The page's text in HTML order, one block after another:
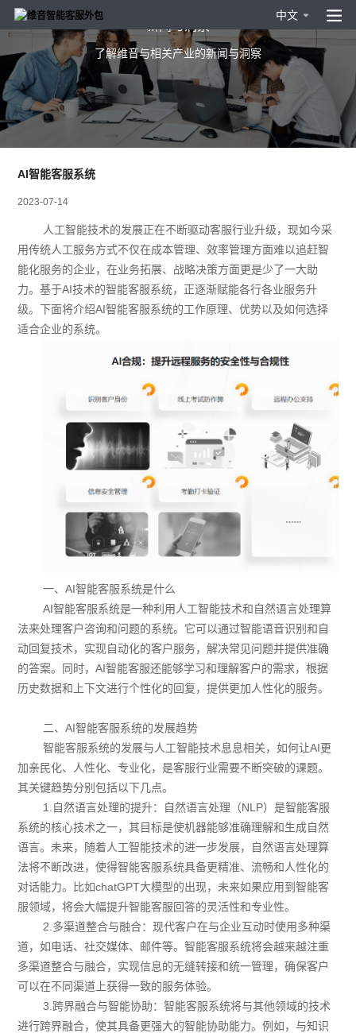
中文
了解维音与相关产业的新闻与洞察
AI智能客服系统
2023-07-14
人工智能技术的发展正在不断驱动客服行业升级，现如今采
用传统人工服务方式不仅在成本管理、效率管理方面难以追赶智
能化服务的企业，在业务拓展、战略决策方面更是少了一大助
力。基于AI技术的智能客服系统，正逐渐赋能各行各业服务升
级。下面将介绍AI智能客服系统的工作原理、优势以及如何选择
适合企业的系统。
一、AI智能客服系统是什么
AI智能客服系统是一种利用人工智能技术和自然语言处理算
法来处理客户咨询和问题的系统。它可以通过智能语音识别和自
动回复技术，实现自动化的客户服务，解决常见问题并提供准确
的答案。同时，AI智能客服还能够学习和理解客户的需求，根据
历史数据和上下文进行个性化的回复，提供更加人性化的服务。
二、AI智能客服系统的发展趋势
智能客服系统的发展与人工智能技术息息相关，如何让AI更
加亲民化、人性化、专业化，是客服行业需要不断突破的课题。
其关键趋势分别包括以下几点。
1.自然语言处理的提升：自然语言处理（NLP）是智能客服
系统的核心技术之一，其目标是使机器能够准确理解和生成自然
语言。未来，随着人工智能技术的进一步发展，自然语言处理算
法将不断改进，使得智能客服系统具备更精准、流畅和人性化的
对话能力。比如chatGPT大模型的出现，未来如果应用到智能客
服领域，将会大幅提升智能客服回答的灵活性和专业性。
2.多渠道整合与融合：现代客户在与企业互动时使用多种渠
道，如电话、社交媒体、邮件等。智能客服系统将会越来越注重
多渠道整合与融合，实现信息的无缝转接和统一管理，确保客户
可以在不同渠道上获得一致的服务体验。
3.跨界融合与智能协助：智能客服系统将与其他领域的技术
进行跨界融合，使其具备更强大的智能协助能力。例如，与知识